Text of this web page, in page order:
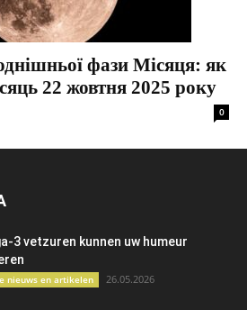
фази Місяця: як
22 жовтня 2025 року
0
3 vetzuren kunnen uw humeur
nieuws en artikelen 26.05.2026